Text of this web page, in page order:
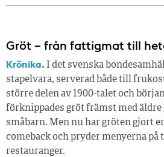
Gröt – från fattigmat till
Krönika. I det svenska
stapelvara, serverad både till
större delen av 1900-talet och
förknippades gröt främst med äldre
småbarn. Men nu har gröten gjort
comeback och pryder menyerna på
restauranger.